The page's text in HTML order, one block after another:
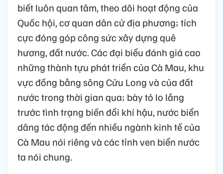
biết luôn quan tâm, theo dõi hoạt động của
Quốc hội, cơ quan dân cử địa phương; tích
cực đóng góp công sức xây dựng quê
hương, đất nước. Các đại biểu đánh giá cao
những thành tựu phát triển của Cà Mau, khu
vực đồng bằng sông Cửu Long và của đất
nước trong thời gian qua; bày tỏ lo lắng
trước tình trạng biến đổi khí hậu, nước biển
dâng tác động đến nhiều ngành kinh tế của
Cà Mau nói riêng và các tỉnh ven biển nước
ta nói chung.